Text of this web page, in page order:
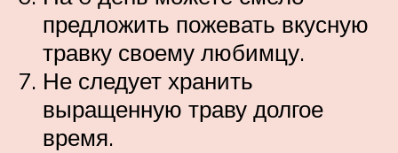
предложить пожевать вкусную
травку своему любимцу.
Не следует хранить
выращенную траву долгое
время.